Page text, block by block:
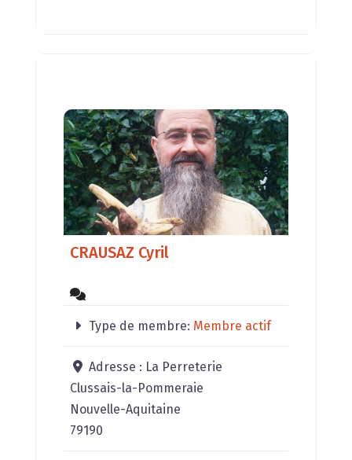
CRAUSAZ Cyril
Type de membre: Membre actif
Adresse : La Perreterie
Clussais-la-Pommeraie
Nouvelle-Aquitaine
79190